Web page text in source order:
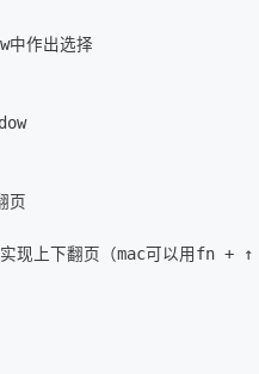
作出选择
页
现上下翻页（mac可以用fn + ↑